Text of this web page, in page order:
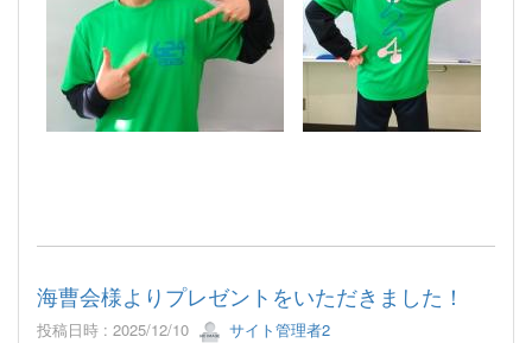
海曹会様よりプレゼントをいただきました！
投稿日時 : 2025/12/10 サイト管理者2